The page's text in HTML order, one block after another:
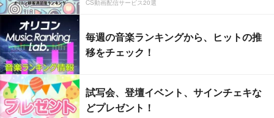
CS動画配信サービス20選
毎週の音楽ランキングから、ヒットの推
移をチェック！
試写会、登壇イベント、サインチェキな
どプレゼント！